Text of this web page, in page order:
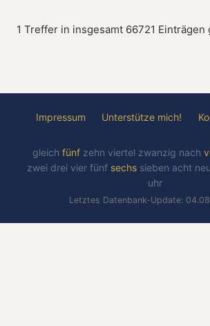
1 Treffer in insgesamt 66721 Einträgen
Impressum Unterstütze mich!
gleich fünf zehn viertel zwanzig nach
zwei drei vier fünf sechs sieben acht
uhr
Letztes Datenbank-Update: